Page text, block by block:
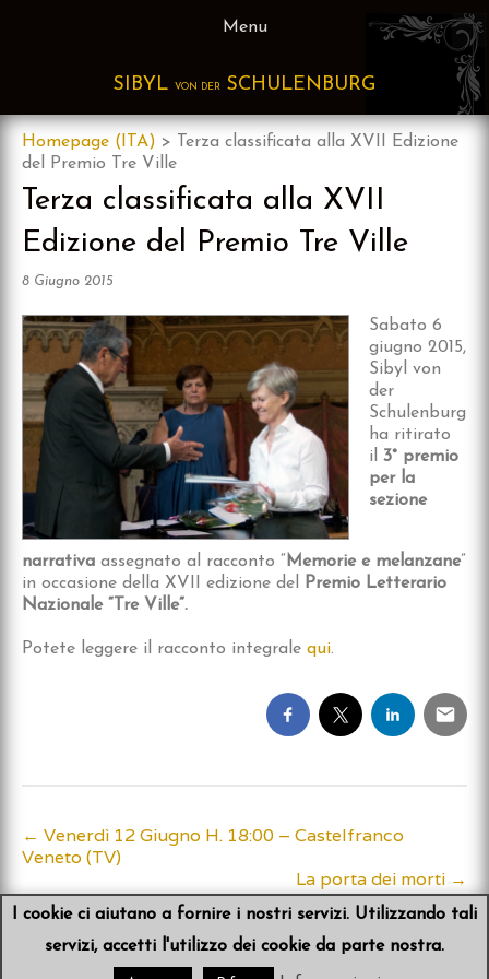
Menu
SIBYL VON DER SCHULENBURG
Homepage (ITA) >
Terza classificata alla XVII Edizione
del Premio Tre Ville
Terza classificata alla XVII
Edizione del Premio Tre Ville
8 Giugno 2015
Sabato 6
giugno 2015,
Sibyl von
der
Schulenburg
ha ritirato
il
3° premio
per la
sezione
narrativa assegnato al racconto “ Memorie e melanzane”
in occasione della XVII edizione del
Premio Letterario
Nazionale “Tre Ville”.
Potete leggere il racconto integrale qui.
Post
navigation
← Venerdì 12 Giugno H. 18:00 – Castelfranco
Veneto (TV)
La porta dei morti →
I cookie ci aiutano a fornire i nostri servizi. Utilizzando tali
servizi, accetti l'utilizzo dei cookie da parte nostra.